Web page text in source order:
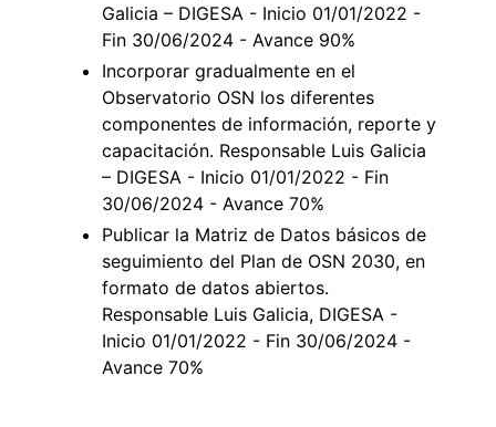
Galicia – DIGESA - Inicio 01/01/2022 -
Fin 30/06/2024 - Avance 90%
Incorporar gradualmente en el
Observatorio OSN los diferentes
componentes de información, reporte y
capacitación. Responsable Luis Galicia
– DIGESA - Inicio 01/01/2022 - Fin
30/06/2024 - Avance 70%
Publicar la Matriz de Datos básicos de
seguimiento del Plan de OSN 2030, en
formato de datos abiertos.
Responsable Luis Galicia, DIGESA -
Inicio 01/01/2022 - Fin 30/06/2024 -
Avance 70%